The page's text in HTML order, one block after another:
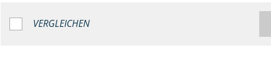
VERGLEICHEN